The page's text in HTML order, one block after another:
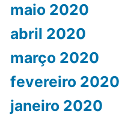
maio 2020
abril 2020
março 2020
fevereiro 2020
janeiro 2020